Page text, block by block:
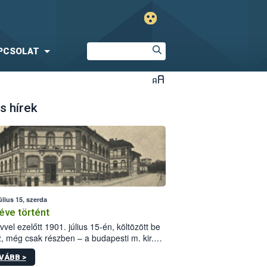
hírek
15, szerda
történt
ezelőtt 1901. július 15-én, költözött be
még csak részben – a budapesti m. kir.
állomás a Kis Rókus utca
alatti, Czigler Győző által tervezett új
>